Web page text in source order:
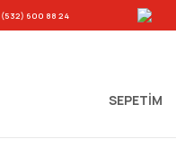
(532) 600 88 24
SEPETIM